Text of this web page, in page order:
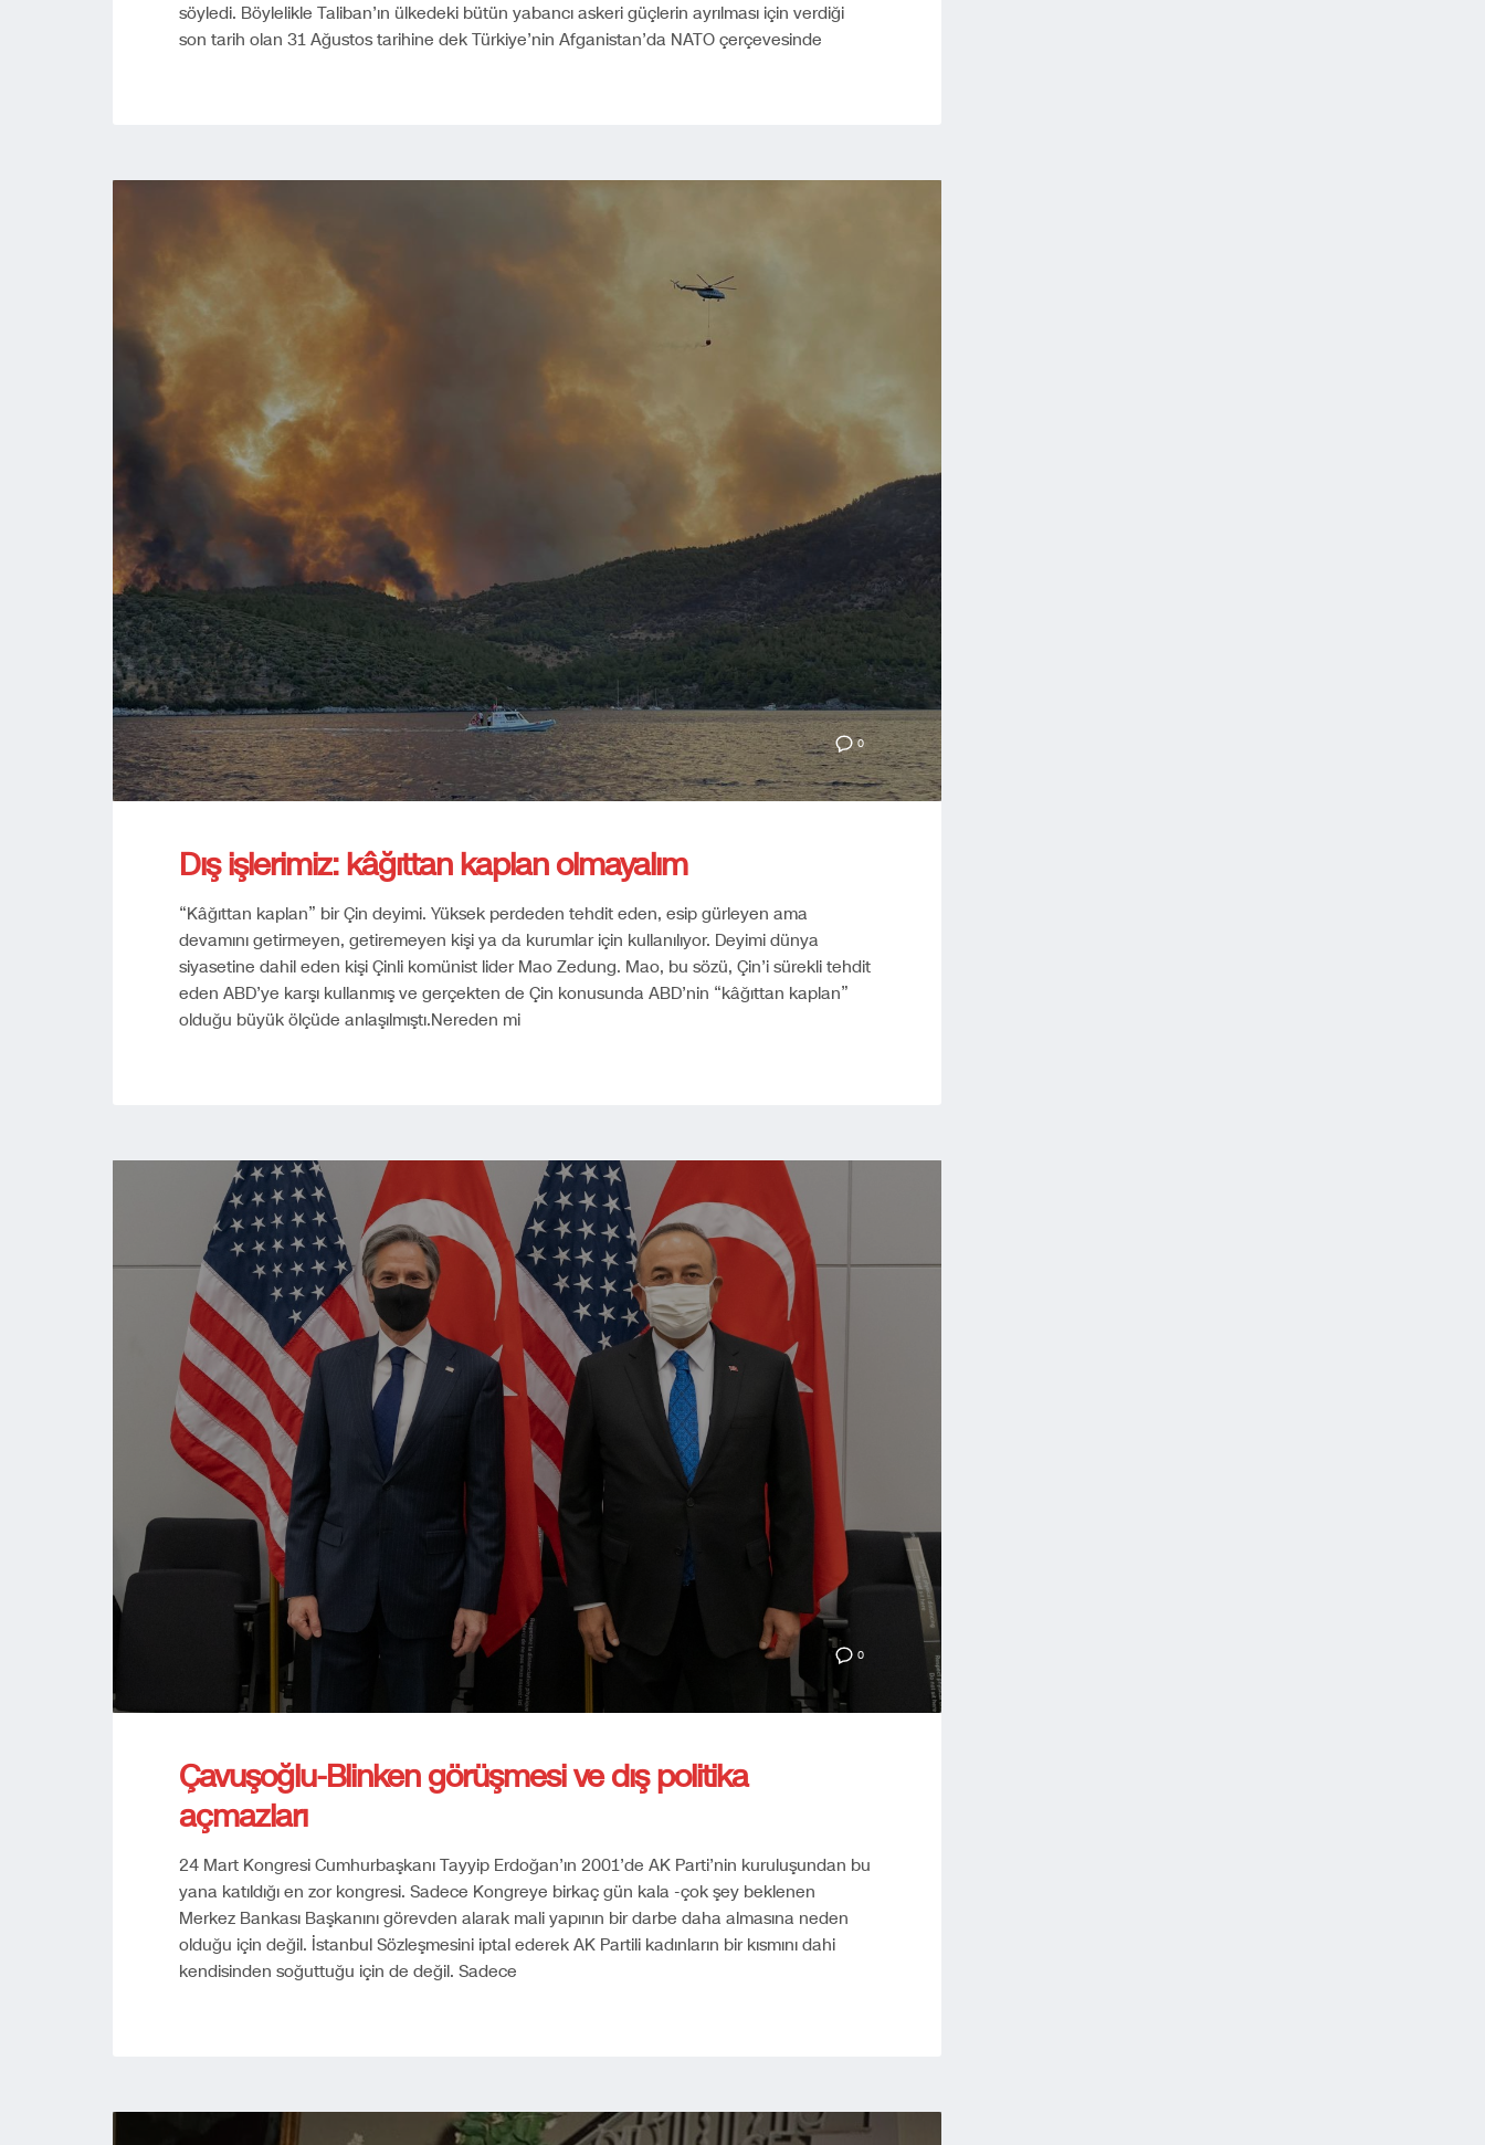
söyledi. Böylelikle Taliban’ın ülkedeki bütün yabancı askeri güçlerin ayrılması için verdiği
son tarih olan 31 Ağustos tarihine dek Türkiye’nin Afganistan’da NATO çerçevesinde
0
Dış işlerimiz: kâğıttan kaplan olmayalım
“Kâğıttan kaplan” bir Çin deyimi. Yüksek perdeden tehdit eden, esip gürleyen ama
devamını getirmeyen, getiremeyen kişi ya da kurumlar için kullanılıyor. Deyimi dünya
siyasetine dahil eden kişi Çinli komünist lider Mao Zedung. Mao, bu sözü, Çin’i sürekli tehdit
eden ABD’ye karşı kullanmış ve gerçekten de Çin konusunda ABD’nin “kâğıttan kaplan”
olduğu büyük ölçüde anlaşılmıştı.Nereden mi
0
Çavuşoğlu-Blinken görüşmesi ve dış politika
açmazları
24 Mart Kongresi Cumhurbaşkanı Tayyip Erdoğan’ın 2001’de AK Parti’nin kuruluşundan bu
yana katıldığı en zor kongresi. Sadece Kongreye birkaç gün kala -çok şey beklenen
Merkez Bankası Başkanını görevden alarak mali yapının bir darbe daha almasına neden
olduğu için değil. İstanbul Sözleşmesini iptal ederek AK Partili kadınların bir kısmını dahi
kendisinden soğuttuğu için de değil. Sadece